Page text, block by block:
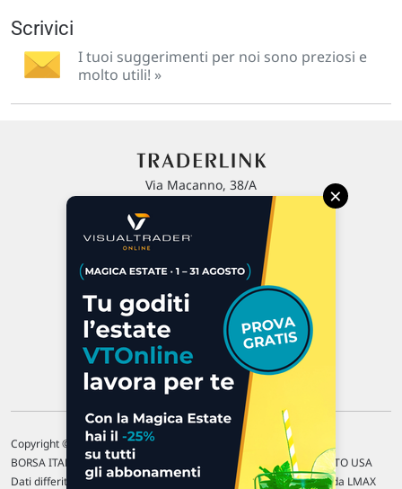
Scrivici
I tuoi suggerimenti per noi sono preziosi e
molto utili! »
Via Macanno, 38/A
P.IVA 02 452 460 401
Chi siamo
Commenti e segnalazioni
Contattaci
Copyright © 1996-2026 Traderlink Italia s.r.l.
BORSA ITALIANA Quotazioni di borsa differite di 15 min. / MERCATO USA
Dati differiti di 15 min. (fonte Intrinio) / FOREX Quotazioni fornite da LMAX
×